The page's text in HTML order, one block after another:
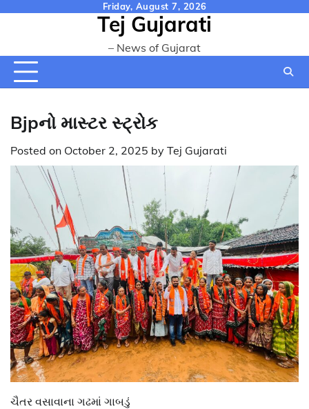
Friday, August 7, 2026
Tej Gujarati
– News of Gujarat
Bjpનો માસ્ટર સ્ટ્રોક
Posted on October 2, 2025 by Tej Gujarati
ચૈતર વસાવાના ગઢમાં ગાબડું